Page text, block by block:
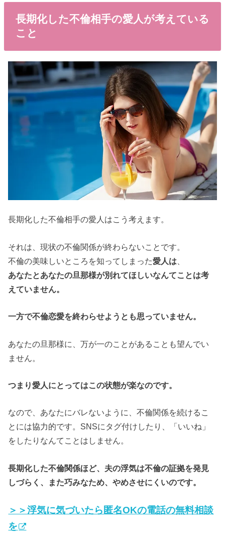
長期化した不倫相手の愛人が考えている
こと
長期化した不倫相手の愛人はこう考えます。
それは、現状の不倫関係が終わらないことです。
不倫の美味しいところを知ってしまった愛人は
あなたとあなたの旦那様が別れてほしいなんてことは考
えていません。
一方で不倫恋愛を終わらせようとも思っていません。
あなたの旦那様に、万が一のことがあることも望んでい
ません。
つまり愛人にとってはこの状態が楽なのです。
なので、あなたにバレないように、不倫関係を続けるこ
とには協力的です。SNSにタグ付けしたり、「いいね」
をしたりなんてことはしません。
長期化した不倫関係ほど、夫の浮気は不倫の証拠を発見
しづらく、また巧みなため、やめさせにくいのです。
＞＞浮気に気づいたら匿名OKの電話の無料相談
を